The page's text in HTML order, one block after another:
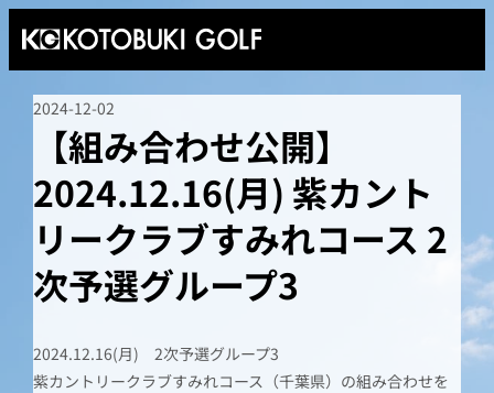
2024-12-02
【組み合わせ公開】
2024.12.16(月) 紫カント
リークラブすみれコース 2
次予選グループ3
2024.12.16(月) 2次予選グループ3
紫カントリークラブすみれコース（千葉県）の組み合わせを